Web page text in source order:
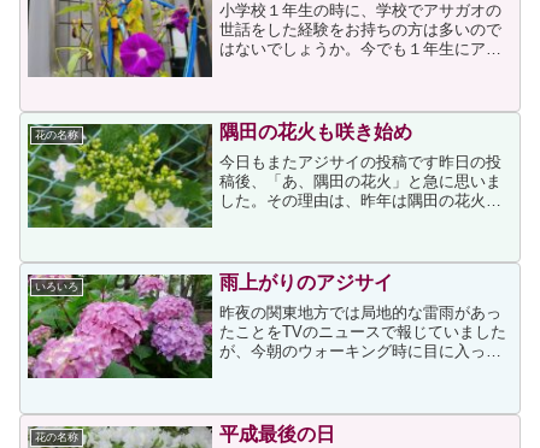
小学校１年生の時に、学校でアサガオの
世話をした経験をお持ちの方は多いので
はないでしょうか。今でも１年生にアサ
ガオを夏休み前に持ち帰ってきました。
そのアサガオは順調に生育し...
花の名称 隅田の花火も咲き始め
今日もまたアジサイの投稿です昨日の投
稿後、「あ、隅田の花火」と急に思いま
した。その理由は、昨年は隅田の花火の
グでは隅田の花火の場所に行ってみまし
た。すると、↓のような状...
いろいろ 雨上がりのアジサイ
昨夜の関東地方では局地的な雷雨があっ
たことをTVのニュースで報じていました
が、今朝のウォーキング時に目に入った
ます。今は来週から始...
花の名称 平成最後の日